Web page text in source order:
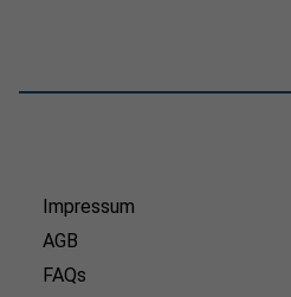
Impressum
AGB
FAQs